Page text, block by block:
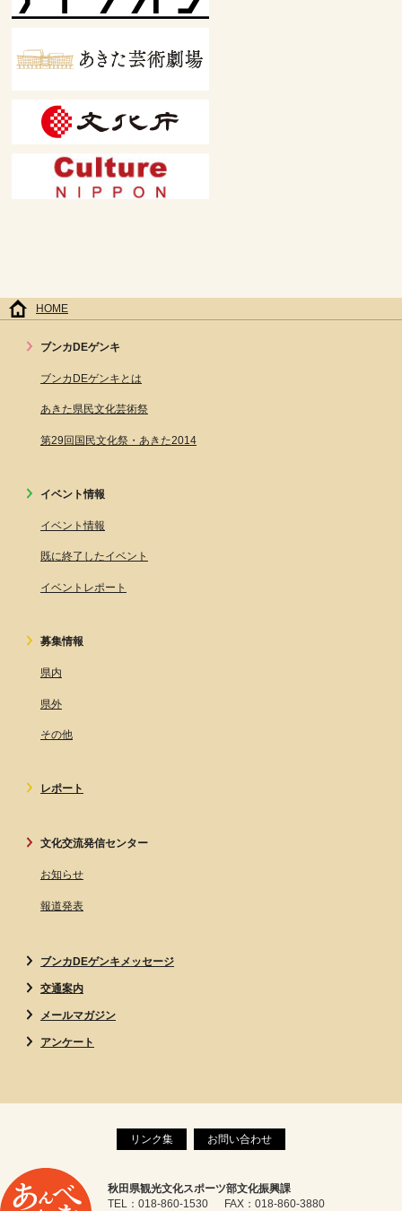
HOME
ブンカDEゲンキ
ブンカDEゲンキとは
あきた県民文化芸術祭
第29回国民文化祭・あきた2014
イベント情報
イベント情報
既に終了したイベント
イベントレポート
募集情報
県内
県外
その他
レポート
文化交流発信センター
お知らせ
報道発表
ブンカDEゲンキメッセージ
交通案内
メールマガジン
アンケート
リンク集 お問い合わせ
秋田県観光文化スポーツ部文化振興課
TEL：018-860-1530 FAX：018-860-3880